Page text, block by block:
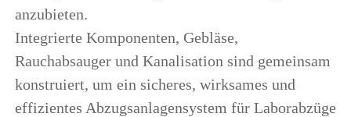
anzubieten.
Integrierte Komponenten, Gebläse,
Rauchabsauger und Kanalisation sind gemeinsam
konstruiert, um ein sicheres, wirksames und
effizientes Abzugsanlagensystem für Laborabzüge